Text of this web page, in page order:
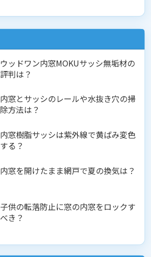
ウッドワン内窓MOKUサッシ無垢材の
評判は？
内窓とサッシのレールや水抜き穴の掃
除方法は？
内窓樹脂サッシは紫外線で黄ばみ変色
する？
内窓を開けたまま網戸で夏の換気は？
子供の転落防止に窓の内窓をロックす
べき？